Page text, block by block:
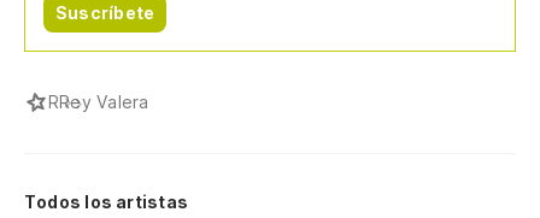
Suscríbete
RRey Valera
Todos los artistas